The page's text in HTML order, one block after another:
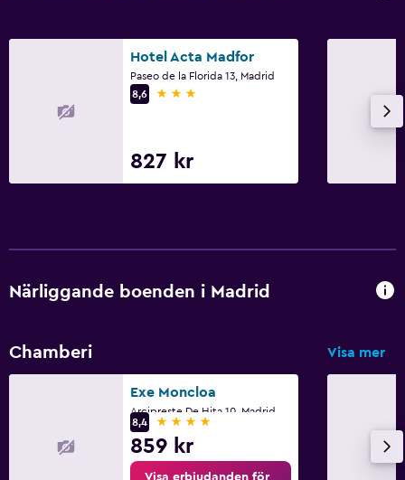
Fax/kopieringsmöjligheter
Övervakningskameror i gemensamma utrymmen
Parkering och transport
Utomhus
Sovrum
Hotel Acta Madfor
Paseo de la Florida 13, Madrid
8,6
3 stjärnor
827 kr
Närliggande boenden i Madrid
Chamberi Visa mer
Exe Moncloa
Arcipreste De Hita 10, Madrid
8,4
4 stjärnor
859 kr
Visa erbjudanden för